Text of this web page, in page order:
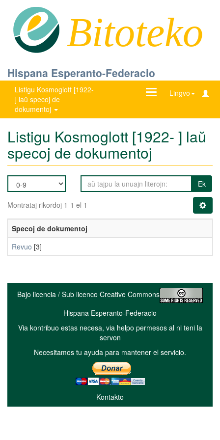
Bitoteko
Hispana Esperanto-Federacio
Listigu Kosmoglott [1922-
] laŭ specoj de
dokumentoj
Lingvo
Ŝanĝu
Listigu Kosmoglott [1922- ] laŭ
specoj de dokumentoj
Ek
Montrataj rikordoj 1-1 el 1
Specoj de dokumentoj
Revuo [3]
Bajo licencia / Sub licenco Creative Commons
Hispana Esperanto-Federacio
Via kontribuo estas necesa, via helpo permesos al ni teni la
servon
Necesitamos tu ayuda para mantener el servicio.
Kontakto